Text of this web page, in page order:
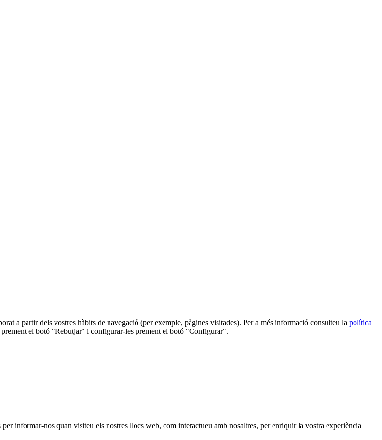
a partir dels vostres hàbits de navegació (per exemple, pàgines visitades). Per a més informació consulteu la política
el botó "Rebutjar" i configurar-les prement el botó "Configurar".
informar-nos quan visiteu els nostres llocs web, com interactueu amb nosaltres, per enriquir la vostra experiència